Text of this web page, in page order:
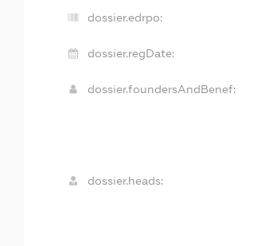
dossier.edrpo:
dossier.regDate:
dossier.foundersAndBenef:
dossier.heads: